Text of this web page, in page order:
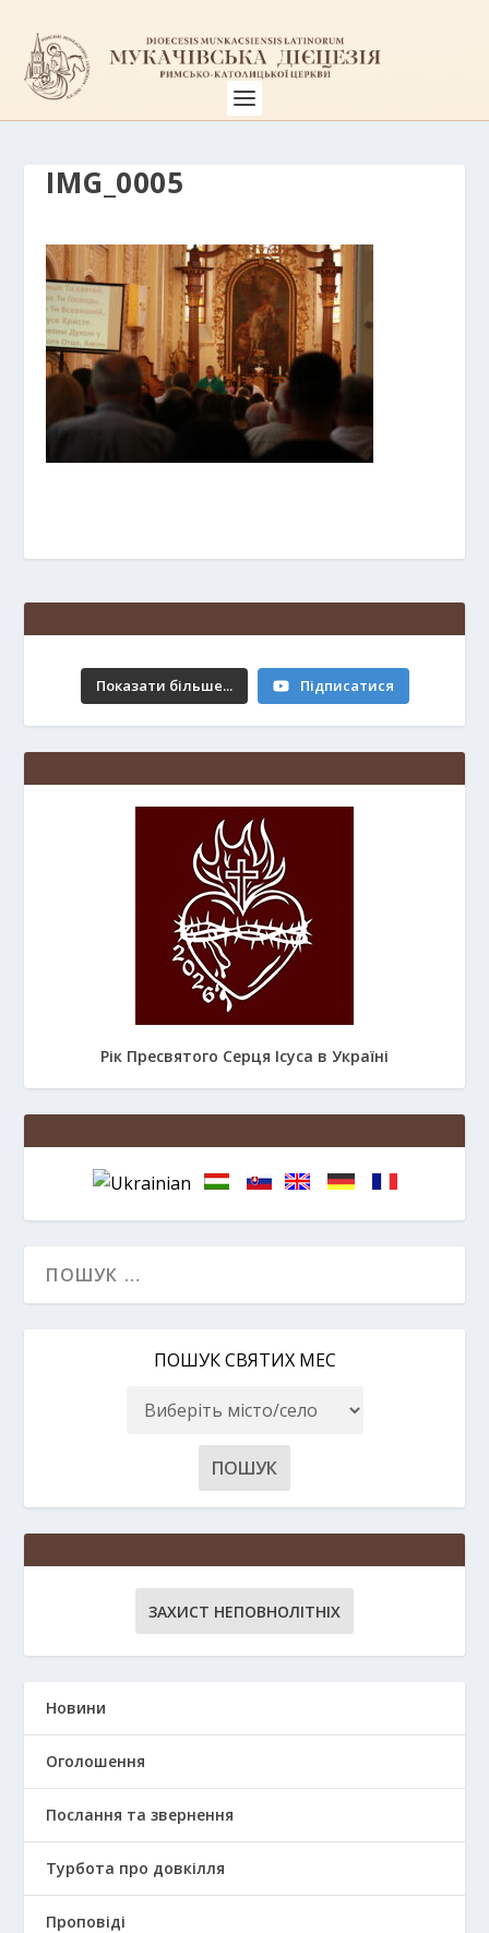
IMG_0005
Свято Преображення Господнього.
6.08.2026 р.
16 hours ago
Показати більше... Підписатися
Рік Пресвятого Серця Ісуса в Україні
ПОШУК СВЯТИХ МЕС
ЗАХИСТ НЕПОВНОЛІТНІХ
Новини
Оголошення
Послання та звернення
Турбота про довкілля
Проповіді